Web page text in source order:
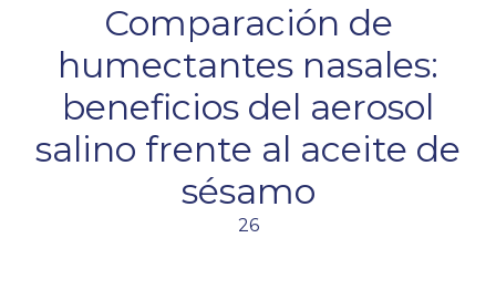
Comparación de
humectantes nasales:
beneficios del aerosol
salino frente al aceite de
sésamo
26